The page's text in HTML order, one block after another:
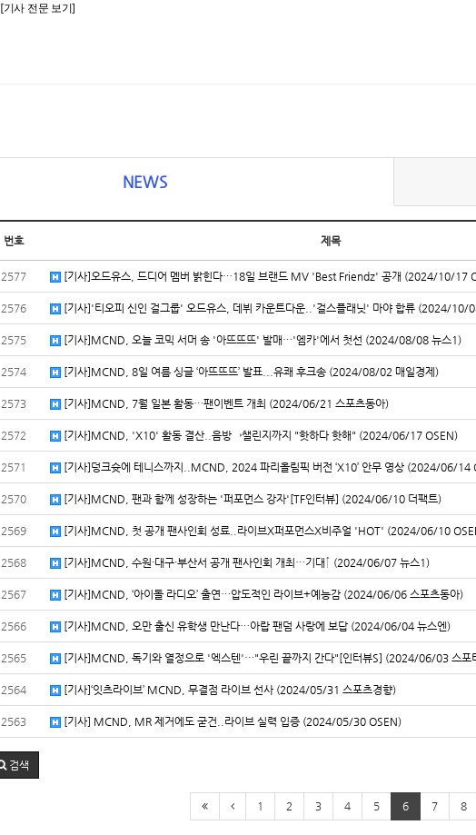
[기사 전문 보기]
NEWS
번호 제목
2577 [기사]오드유스, 드디어 멤버 밝힌다…18일 브랜드 MV 'Best Friendz' 공개 (2024/10/17
2576 [기사]'티오피 신인 걸그룹' 오드유스, 데뷔 카운트다운..'걸스플래닛' 마야 합류 (2024/10/
2575 [기사]MCND, 오늘 코믹 서머 송 '아뜨뜨뜨' 발매…'엠카'에서 첫선 (2024/08/08 뉴스1)
2574 [기사]MCND, 8일 여름 싱글 ‘아뜨뜨뜨’ 발표...유쾌 후크송 (2024/08/02 매일경제)
2573 [기사]MCND, 7월 일본 활동…팬이벤트 개최 (2024/06/21 스포츠동아)
2572 [기사]MCND, 'X10' 활동 결산..음방→챌린지까지 "핫하다 핫해" (2024/06/17 OSEN)
2571 [기사]덩크슛에 테니스까지..MCND, 2024 파리올림픽 버전 ‘X10’ 안무 영상 (2024/06/14
2570 [기사]MCND, 팬과 함께 성장하는 '퍼포먼스 강자'[TF인터뷰] (2024/06/10 더팩트)
2569 [기사]MCND, 첫 공개 팬사인회 성료..라이브X퍼포먼스X비주얼 'HOT' (2024/06/10
2568 [기사]MCND, 수원·대구·부산서 공개 팬사인회 개최…기대↑ (2024/06/07 뉴스1)
2567 [기사]MCND, ‘아이돌 라디오’ 출연…압도적인 라이브+예능감 (2024/06/06 스포츠동아)
2566 [기사]MCND, 오만 출신 유학생 만난다…아랍 팬덤 사랑에 보답 (2024/06/04 뉴스엔)
2565 [기사]MCND, 독기와 열정으로 '엑스텐'…"우린 끝까지 간다"[인터뷰S] (2024/06/03 스포
2564 [기사]‘잇츠라이브’ MCND, 무결점 라이브 선사 (2024/05/31 스포츠경향)
2563 [기사] MCND, MR 제거에도 굳건..라이브 실력 입증 (2024/05/30 OSEN)
검색
1 2 3 4 5 6 7 8